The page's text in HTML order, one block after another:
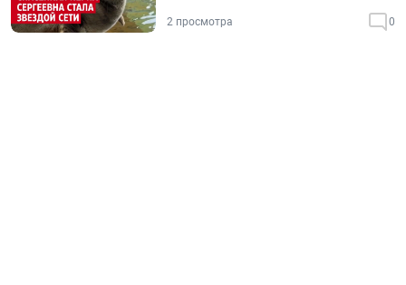
2 просмотра 0